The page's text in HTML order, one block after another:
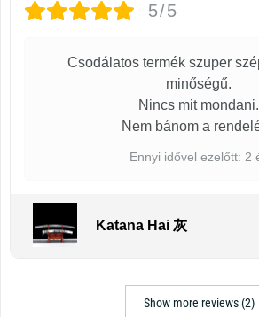
5/5
Csodálatos termék szuper
minőségű.
Nincs mit mondani.
Nem bánom a
Ennyi idővel ezelőtt: 2
Katana Hai 灰
Show more reviews (2)